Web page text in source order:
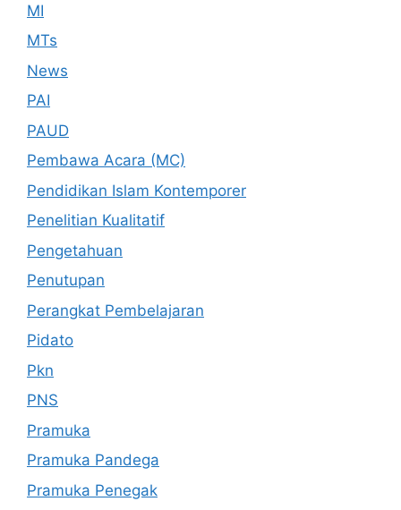
MI
MTs
News
PAI
PAUD
Pembawa Acara (MC)
Pendidikan Islam Kontemporer
Penelitian Kualitatif
Pengetahuan
Penutupan
Perangkat Pembelajaran
Pidato
Pkn
PNS
Pramuka
Pramuka Pandega
Pramuka Penegak